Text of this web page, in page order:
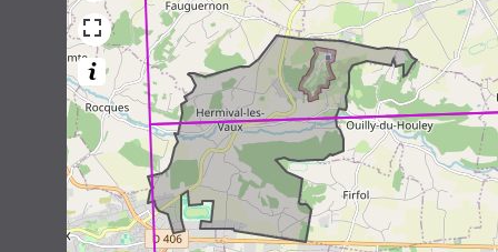
Ragondin
Myocastor coypus(Molina, 1782)
1
observation
Dernière observation en2021 Fiche espèce